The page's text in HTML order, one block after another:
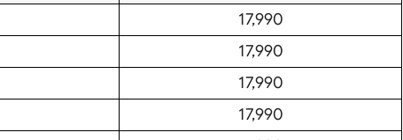
17,990
17,990
17,990
17,990